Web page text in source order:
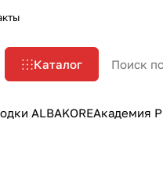
Каталог
ALBAKOREАкадемия